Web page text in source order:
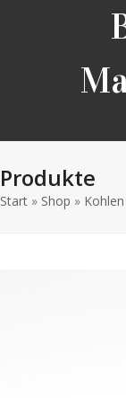
Produkte
Start » Shop » Kohlen